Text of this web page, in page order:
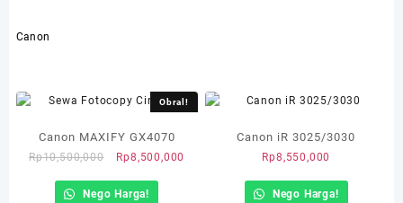
Canon
Obral!
Canon MAXIFY GX4070
Rp10,500,000
Harga
adalah:
Rp8,500,000
Nego Harga!
Canon iR 3025/3030
Rp8,550,000
Nego Harga!